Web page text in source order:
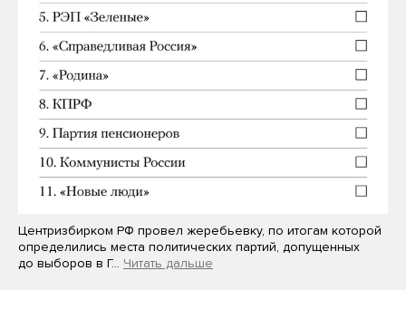
Центризбирком РФ провел жеребьевку, по итогам которой
определились места политических партий, допущенных
до выборов в Г… Читать дальше